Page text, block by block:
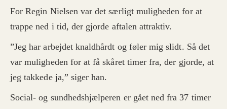
For Regin Nielsen var det særligt muligheden for at
trappe ned i tid, der gjorde aftalen attraktiv.
”Jeg har arbejdet knaldhårdt og føler mig slidt. Så det
var muligheden for at få skåret timer fra, der gjorde, at
jeg takkede ja,” siger han.
Social- og sundhedshjælperen er gået ned fra 37 timer